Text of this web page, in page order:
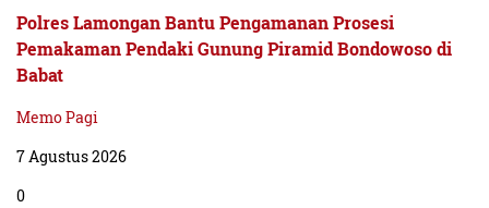
Polres Lamongan Bantu Pengamanan Prosesi
Pemakaman Pendaki Gunung Piramid Bondowoso di
Babat
Memo Pagi
7 Agustus 2026
0